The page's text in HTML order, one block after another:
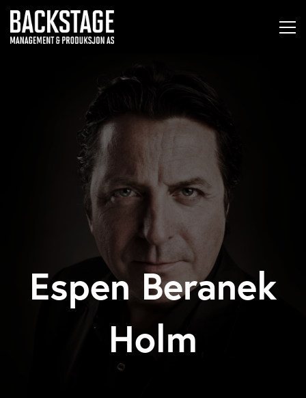
Espen Beranek
Holm